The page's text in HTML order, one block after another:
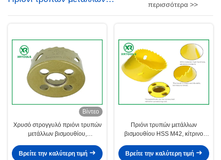
βισμουθίου
περισσότερα >>
Βίντεο
Χρυσό στρογγυλό πριόνι τρυπών
μετάλλων βισμουθίου,
τρυπών HSS M42 καρβίδιο με
Βρείτε την καλύτερη τιμή
Πριόνι τρυπών μετάλλων
βισμουθίου HSS M42, κίτρινο
για το ξύλο/αργίλιο
Βρείτε την καλύτερη τιμή